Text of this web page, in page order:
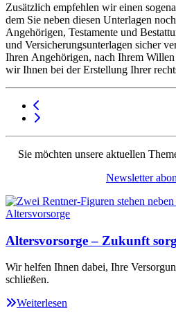
Zusätzlich empfehlen wir einen
dem Sie neben diesen Unterlagen
Angehörigen, Testamente und
und Versicherungsunterlagen sicher
Ihren Angehörigen, nach Ihrem
wir Ihnen bei der Erstellung Ihrer
Sie möchten unsere aktuellen
Newsletter
Altersvorsorge – Zukunft
Wir helfen Ihnen dabei, Ihre
schließen.
Weiterlesen